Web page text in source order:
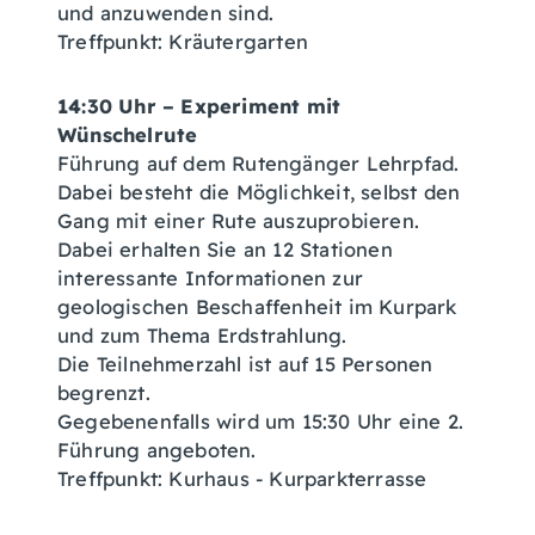
und anzuwenden sind.
Treffpunkt: Kräutergarten
14:30 Uhr – Experiment mit
Wünschelrute
Führung auf dem Rutengänger Lehrpfad.
Dabei besteht die Möglichkeit, selbst den
Gang mit einer Rute auszuprobieren.
Dabei erhalten Sie an 12 Stationen
interessante Informationen zur
geologischen Beschaffenheit im Kurpark
und zum Thema Erdstrahlung.
Die Teilnehmerzahl ist auf 15 Personen
begrenzt.
Gegebenenfalls wird um 15:30 Uhr eine 2.
Führung angeboten.
Treffpunkt: Kurhaus - Kurparkterrasse